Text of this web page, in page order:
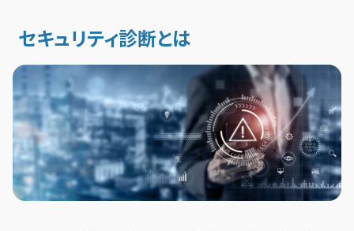
セキュリティ診断とは